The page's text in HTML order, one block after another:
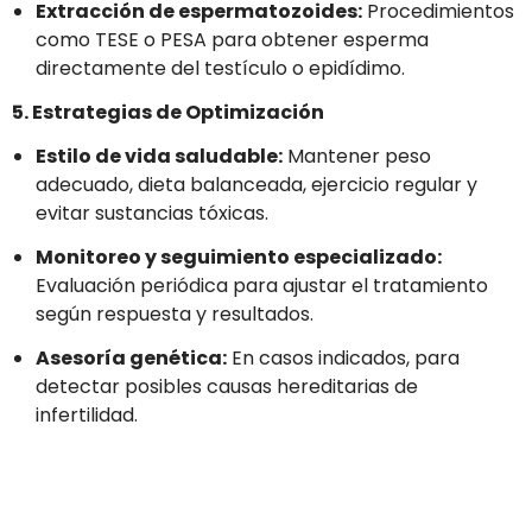
Extracción de espermatozoides: Procedimientos
como TESE o PESA para obtener esperma
directamente del testículo o epidídimo.
5. Estrategias de Optimización
Estilo de vida saludable: Mantener peso
adecuado, dieta balanceada, ejercicio regular y
evitar sustancias tóxicas.
Monitoreo y seguimiento especializado:
Evaluación periódica para ajustar el tratamiento
según respuesta y resultados.
Asesoría genética: En casos indicados, para
detectar posibles causas hereditarias de
infertilidad.